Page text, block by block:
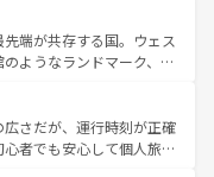
ランス、プロヴァンスの
な楽しみ方が可能だ。さ
溢れており、どの街角に
全く異なる文化を体験で
フランス情報はコンテンツ一覧
も飽きることがない。ベ
州のアルプスの絶景、そ
った風景は必見。ビール
。 なお、新着の
参照してほしい。
端が共存する国。ウェス
ようなランドマーク、歴
た、優雅なアフタヌーン
い英国パブ、サッカー観
験も豊富。イギリスを旅
さだが、運行時刻が正確
者でも安心して個人旅行